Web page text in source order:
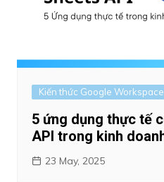
Kiến thức Google Workspace
5 ứng dụng thực tế
API trong kinh
23 May, 2025